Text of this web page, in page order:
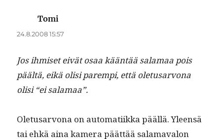
Tomi
24.8.2008 15:57
Jos ihmiset eivät osaa kään­tää sala­maa pois
päältä, eikä olisi parem­pi, että ole­tusar­vona
olisi “ei salamaa”.
Ole­tusar­vona on automati­ik­ka pääl­lä. Yleen­sä
tai ehkä aina kam­era päät­tää sala­maval­on